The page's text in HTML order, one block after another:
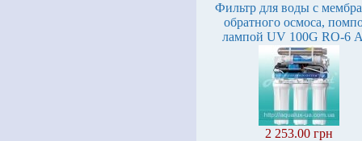
Фильтр для воды с
обратного осмоса,
лампой UV 100G RO-6
2 253.00 грн